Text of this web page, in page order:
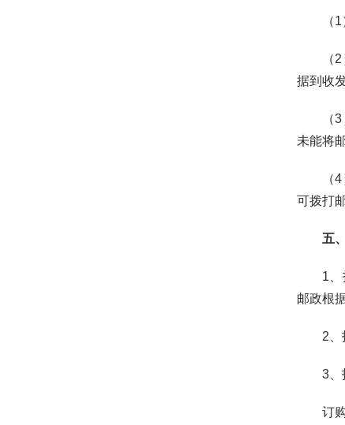
（1）
（2）
据到收
（3）
未能将
（4）
可拨打
五
1、报
邮政根
2、报
3、报
订购